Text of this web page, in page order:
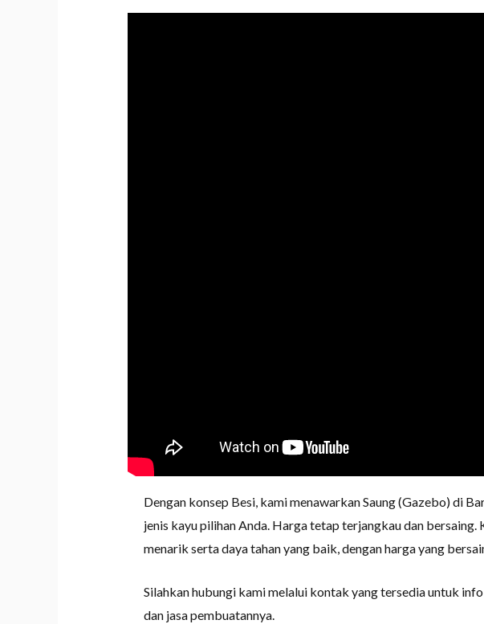
Dengan konsep Besi, kami menawarkan Saung (Gazebo) di
jenis kayu pilihan Anda. Harga tetap terjangkau dan
menarik serta daya tahan yang baik, dengan harga yang
Silahkan hubungi kami melalui kontak yang tersedia untuk
dan jasa pembuatannya.